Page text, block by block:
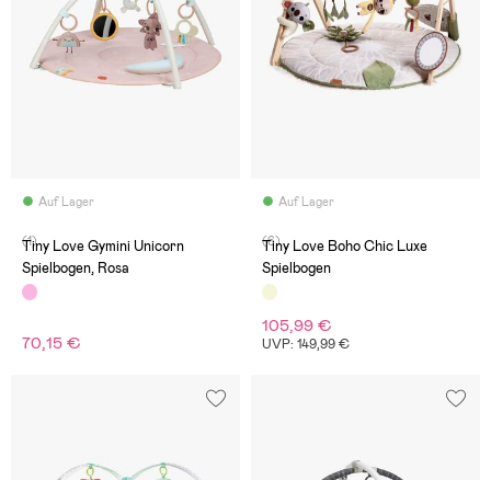
Auf Lager
(1)
Tiny Love Gymini Unicorn
Spielbogen, Rosa
70,15 €
Auf Lager
(6)
Tiny Love Boho Chic Luxe
Spielbogen
105,99 €
UVP: 149,99 €